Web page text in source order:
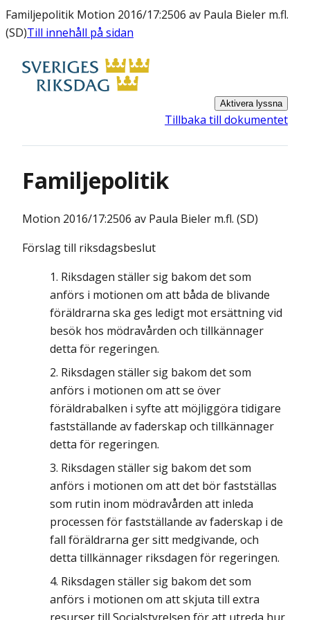
Familjepolitik Motion 2016/17:2506 av Paula Bieler m.fl.
(SD)Till innehåll på sidan
Aktivera lyssna
Tillbaka till dokumentet
Familjepolitik
Motion 2016/17:2506 av Paula Bieler m.fl. (SD)
Förslag till riksdagsbeslut
Riksdagen ställer sig bakom det som
anförs i motionen om att båda de blivande
föräldrarna ska ges ledigt mot ersättning vid
besök hos mödravården och tillkännager
detta för regeringen.
Riksdagen ställer sig bakom det som
anförs i motionen om att se över
föräldrabalken i syfte att möjliggöra tidigare
fastställande av faderskap och tillkännager
detta för regeringen.
Riksdagen ställer sig bakom det som
anförs i motionen om att det bör fastställas
som rutin inom mödravården att inleda
processen för fastställande av faderskap i de
fall föräldrarna ger sitt medgivande, och
detta tillkännager riksdagen för regeringen.
Riksdagen ställer sig bakom det som
anförs i motionen om att skjuta till extra